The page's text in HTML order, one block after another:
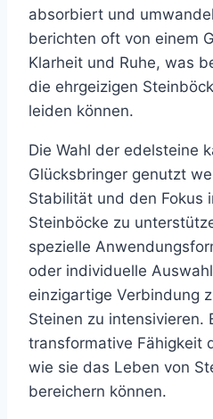
absorbiert und
berichten oft von einem
Klarheit und Ruhe, was
die ehrgeizigen
leiden können.
Die Wahl der edelsteine
Glücksbringer genutzt
Stabilität und den Fokus
Steinböcke zu
spezielle
oder individuelle
einzigartige Verbindung
Steinen zu intensivieren.
transformative Fähigkeit
wie sie das Leben von
bereichern können.